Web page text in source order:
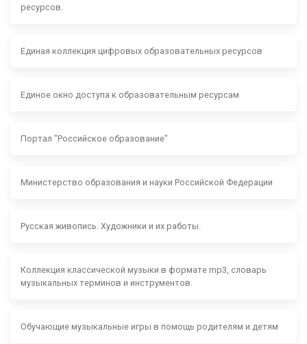
ресурсов.
Единая коллекция цифровых образовательных ресурсов
Единое окно доступа к образовательным ресурсам
Портал "Российское образование"
Министерство образования и науки Российской Федерации
Русская живопись. Художники и их работы.
Коллекция классической музыки в формате mp3, словарь
музыкальных терминов и инструментов.
Обучающие музыкальные игры в помощь родителям и детям